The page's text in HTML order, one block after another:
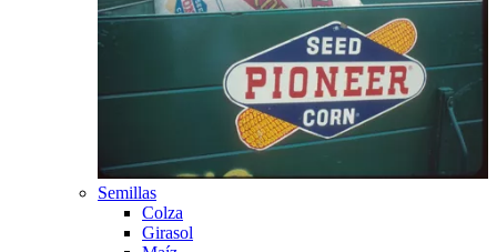
Semillas
Colza
Girasol